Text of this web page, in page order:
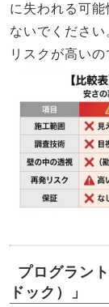
に失われる可能
ないでください
リスクが高いの
プログラン
ドック）」